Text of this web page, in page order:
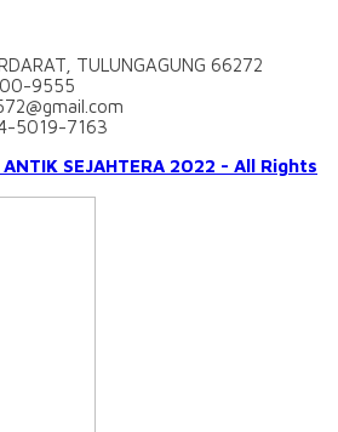
TULUNGAGUNG 66272
9555
5019-7163
SEJAHTERA 2022 - All Rights